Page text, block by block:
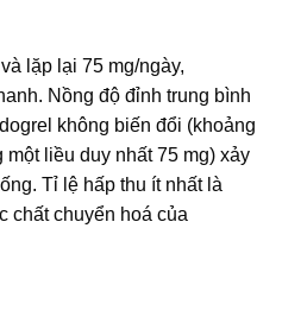
lặp lại 75 mg/ngày,
Nồng độ đỉnh trung bình
không biến đổi (khoảng
một liều duy nhất 75 mg) xảy
Tỉ lệ hấp thu ít nhất là
chất chuyển hoá của